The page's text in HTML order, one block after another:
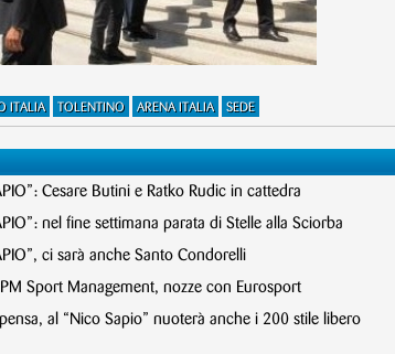
ITALIA TOLENTINO ARENA ITALIA SEDE
Cesare Butini e Ratko Rudic in cattedra
nel fine settimana parata di Stelle alla Sciorba
ci sarà anche Santo Condorelli
Sport Management, nozze con Eurosport
al “Nico Sapio” nuoterà anche i 200 stile libero